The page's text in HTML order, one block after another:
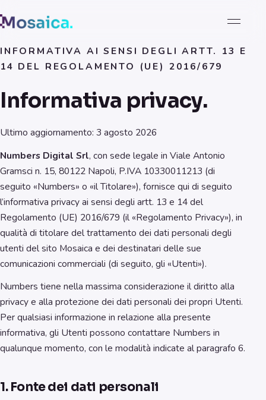
INFORMATIVA AI SENSI DEGLI ARTT. 13 E
14 DEL REGOLAMENTO (UE) 2016/679
Informativa privacy.
Ultimo aggiornamento: 3 agosto 2026
Numbers Digital Srl, con sede legale in Viale Antonio
Gramsci n. 15, 80122 Napoli, P.IVA 10330011213 (di
seguito «Numbers» o «il Titolare»), fornisce qui di seguito
l’informativa privacy ai sensi degli artt. 13 e 14 del
Regolamento (UE) 2016/679 (il «Regolamento Privacy»), in
qualità di titolare del trattamento dei dati personali degli
utenti del sito Mosaica e dei destinatari delle sue
comunicazioni commerciali (di seguito, gli «Utenti»).
Numbers tiene nella massima considerazione il diritto alla
privacy e alla protezione dei dati personali dei propri Utenti.
Per qualsiasi informazione in relazione alla presente
informativa, gli Utenti possono contattare Numbers in
qualunque momento, con le modalità indicate al paragrafo 6.
1. Fonte dei dati personali